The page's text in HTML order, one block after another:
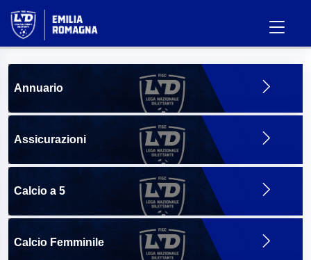
Annuario
Assicurazioni
Calcio a 5
Calcio Femminile